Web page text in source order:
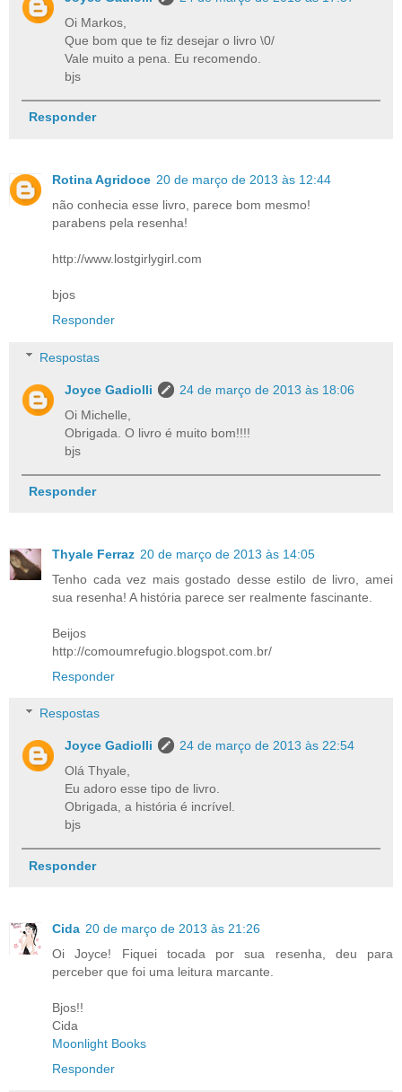
Oi Markos,
Que bom que te fiz desejar o livro \0/
Vale muito a pena. Eu recomendo.
bjs
Responder
Rotina Agridoce 20 de março de 2013 às 12:44
não conhecia esse livro, parece bom mesmo!
parabens pela resenha!
http://www.lostgirlygirl.com
bjos
Responder
Respostas
Joyce Gadiolli
24 de março de 2013 às 18:06
Oi Michelle,
Obrigada. O livro é muito bom!!!!
bjs
Responder
Thyale Ferraz 20 de março de 2013 às 14:05
Tenho cada vez mais gostado desse estilo de livro, amei
sua resenha! A história parece ser realmente fascinante.
Beijos
http://comoumrefugio.blogspot.com.br/
Responder
Respostas
Joyce Gadiolli
24 de março de 2013 às 22:54
Olá Thyale,
Eu adoro esse tipo de livro.
Obrigada, a história é incrível.
bjs
Responder
Cida 20 de março de 2013 às 21:26
Oi Joyce! Fiquei tocada por sua resenha, deu para
perceber que foi uma leitura marcante.
Bjos!!
Cida
Moonlight Books
Responder